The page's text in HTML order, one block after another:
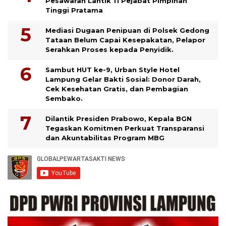
Tinggi Pratama
Mediasi Dugaan Penipuan di Polsek Gedong
Tataan Belum Capai Kesepakatan, Pelapor
Serahkan Proses kepada Penyidik.
Sambut HUT ke-9, Urban Style Hotel
Lampung Gelar Bakti Sosial: Donor Darah,
Cek Kesehatan Gratis, dan Pembagian
Sembako.
Dilantik Presiden Prabowo, Kepala BGN
Tegaskan Komitmen Perkuat Transparansi
dan Akuntabilitas Program MBG